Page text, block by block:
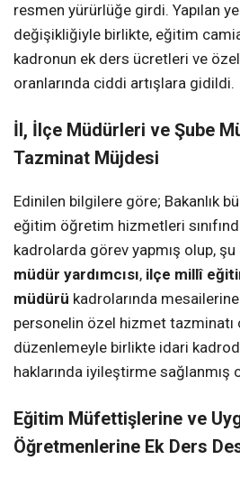
resmen yürürlüğe girdi. Yapılan
değişikliğiyle birlikte, eğitim
kadronun ek ders ücretleri ve
oranlarında ciddi artışlara gidildi.
İl, İlçe Müdürleri ve Şube
Tazminat Müjdesi
Edinilen bilgilere göre; Bakanlık
eğitim öğretim hizmetleri
kadrolarda görev yapmış olup, şu
müdür yardımcısı, ilçe millî
müdürü kadrolarında
personelin özel hizmet tazminatı
düzenlemeyle birlikte idari
haklarında iyileştirme sağlanmış
Eğitim Müfettişlerine ve
Öğretmenlerine Ek Ders